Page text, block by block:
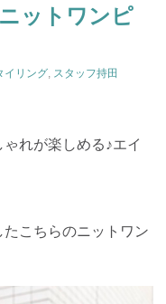
ットワンピ
イリング, スタッフ持田
れが楽しめる♪エイ
こちらのニットワン